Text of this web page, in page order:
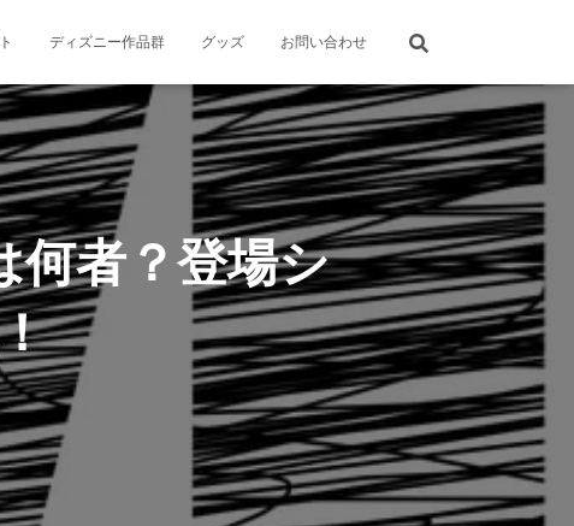
ディズニー作品群 グッズ お問い合わせ
何者？登場シ